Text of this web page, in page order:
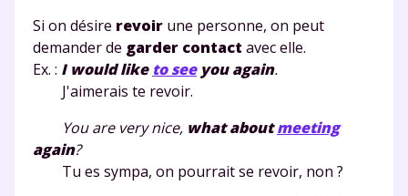
Si on désire revoir une personne, on peut
demander de garder contact avec elle.
Ex. : I would like to seeyou again.
J'aimerais te revoir.
You are very nice, what aboutmeeting
again?
Tu es sympa, on pourrait se revoir, non ?
Envie de progresser
et de réussir votre
année scolaire ?